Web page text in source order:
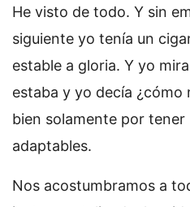
He visto de todo. Y sin
siguiente yo tenía un
estable a gloria. Y yo
estaba y yo decía ¿cómo
bien solamente por tener
adaptables.
Nos acostumbramos a